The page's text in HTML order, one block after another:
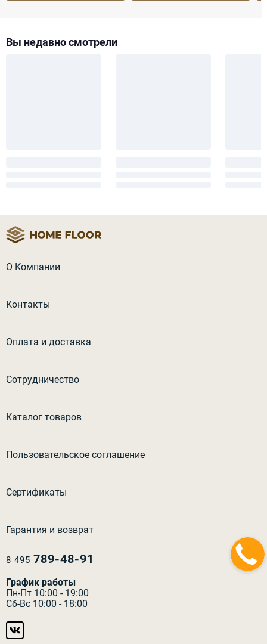
Вы недавно смотрели
О Компании
Контакты
Оплата и доставка
Сотрудничество
Каталог товаров
Пользовательское соглашение
Сертификаты
Гарантия и возврат
8 495 789-48-91
График работы
Пн-Пт 10:00 - 19:00
Сб-Вс 10:00 - 18:00